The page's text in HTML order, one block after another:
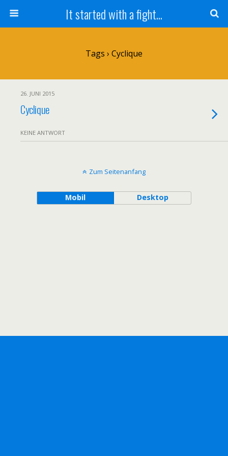
It started with a fight...
Tags › Cyclique
26. JUNI 2015
Cyclique
KEINE ANTWORT
Zum Seitenanfang
Mobil Desktop